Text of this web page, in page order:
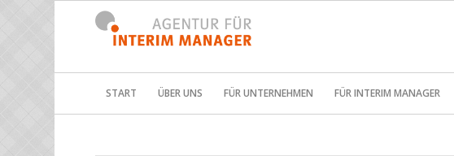
START ÜBER UNS FÜR UNTERNEHMEN FÜR INTERIM MANAGER